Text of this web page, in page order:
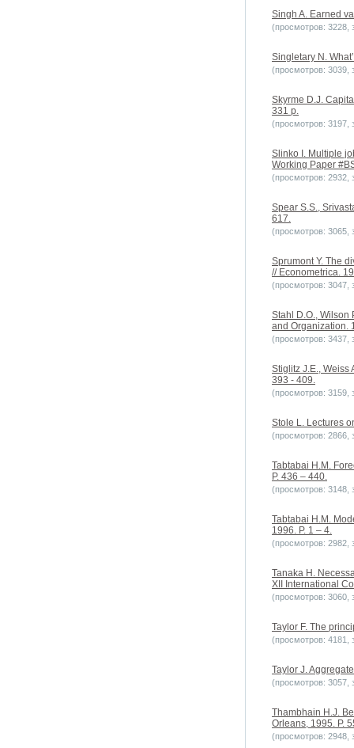
Singh A. Earned
(просмотров: 3228,
Singletary N.
(просмотров: 3039,
Skyrme D.J.
331 p.
(просмотров: 3197,
Slinko I. Multiple
Working Paper
(просмотров: 2932,
Spear S.S.,
617.
(просмотров: 3065,
Sprumont Y. The
// Econometrica.
(просмотров: 3047,
Stahl D.O., Wilson
and Organization.
(просмотров: 3437,
Stiglitz J.E., Weiss
393 - 409.
(просмотров: 3159,
Stole L. Lectures
(просмотров: 2866,
Tabtabai H.M.
P. 436 – 440.
(просмотров: 3148,
Tabtabai H.M.
1996. P. 1 – 4.
(просмотров: 2982,
Tanaka H.
XII International
(просмотров: 3060,
Taylor F. The
(просмотров: 4181,
Taylor J.
(просмотров: 3057,
Thambhain H.J.
Orleans, 1995. P.
(просмотров: 2948,